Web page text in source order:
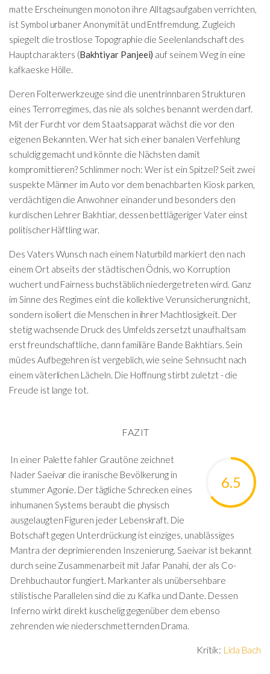
matte Erscheinungen monoton ihre Alltagsaufgaben verrichten,
ist Symbol urbaner Anonymität und Entfremdung. Zugleich
spiegelt die trostlose Topographie die Seelenlandschaft des
Hauptcharakters (Bakhtiyar Panjeei) auf seinem Weg in eine
kafkaeske Hölle.
Deren Folterwerkzeuge sind die unentrinnbaren Strukturen
eines Terrorregimes, das nie als solches benannt werden darf.
Mit der Furcht vor dem Staatsapparat wächst die vor den
eigenen Bekannten. Wer hat sich einer banalen Verfehlung
schuldig gemacht und könnte die Nächsten damit
kompromittieren? Schlimmer noch: Wer ist ein Spitzel? Seit zwei
suspekte Männer im Auto vor dem benachbarten Kiosk parken,
verdächtigen die Anwohner einander und besonders den
kurdischen Lehrer Bakhtiar, dessen bettlägeriger Vater einst
politischer Häftling war.
Des Vaters Wunsch nach einem Naturbild markiert den nach
einem Ort abseits der städtischen Ödnis, wo Korruption
wuchert und Fairness buchstäblich niedergetreten wird. Ganz
im Sinne des Regimes eint die kollektive Verunsicherung nicht,
sondern isoliert die Menschen in ihrer Machtlosigkeit. Der
stetig wachsende Druck des Umfelds zersetzt unaufhaltsam
erst freundschaftliche, dann familiäre Bande Bakhtiars. Sein
müdes Aufbegehren ist vergeblich, wie seine Sehnsucht nach
einem väterlichen Lächeln. Die Hoffnung stirbt zuletzt - die
Freude ist lange tot.
FAZIT
6.5
In einer Palette fahler Grautöne zeichnet
Nader Saeivar die iranische Bevölkerung in
stummer Agonie. Der tägliche Schrecken eines
inhumanen Systems beraubt die physisch
ausgelaugten Figuren jeder Lebenskraft. Die
Botschaft gegen Unterdrückung ist einziges, unablässiges
Mantra der deprimierenden Inszenierung. Saeivar ist bekannt
durch seine Zusammenarbeit mit Jafar Panahi, der als Co-
Drehbuchautor fungiert. Markanter als unübersehbare
stilistische Parallelen sind die zu Kafka und Dante. Dessen
Inferno wirkt direkt kuschelig gegenüber dem ebenso
zehrenden wie niederschmetternden Drama.
Kritik: Lida Bach